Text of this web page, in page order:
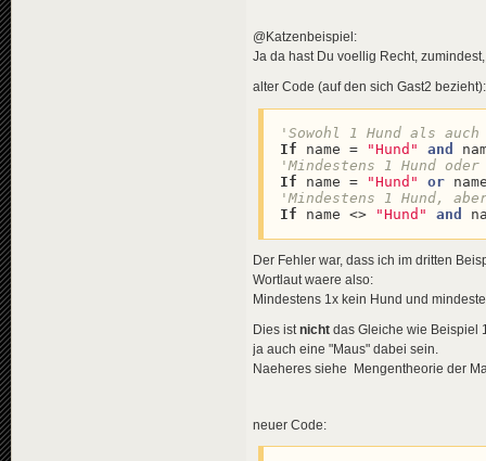
@Katzenbeispiel:
Ja da hast Du voellig Recht,
alter Code (auf den sich Gast2 bezieht):
'Sowohl 1 Hund als auch
If name = "Hund" and
If name = "Hund" or
'Mindestens 1 Hund,
If name <> "Hund" and
Der Fehler war, dass ich im dritten
Wortlaut waere also:
Mindestens 1x kein Hund und
Dies istnicht das Gleiche wie Beispiel
ja auch eine "Maus" dabei sein.
Naeheres siehe Mengentheorie der
neuer Code: